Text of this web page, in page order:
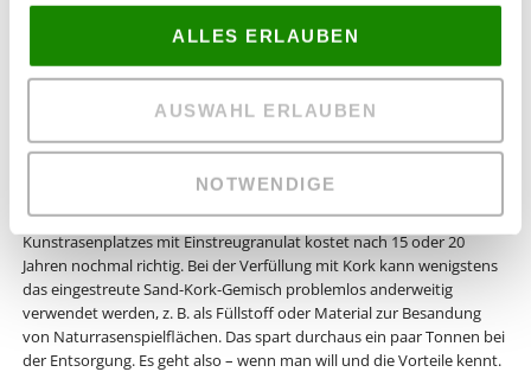
ALLES ERLAUBEN
AUSWAHL ERLAUBEN
NOTWENDIGE
nicht. Korkgranulat heizt sich unter Sonneneinstrahlung weniger
stark auf und ist weicher als Granulate aus Kunststoff. Okay, und wo
Korkgranulat müssen höchstens nach Trockenperioden, die durch
Starkregen beendet werden, nachgebürstet werden. Oder, bei
intensivem Spielbetrieb, nachgranuliert werden, weil die
Verschleißfestigkeit nicht so hoch ist, wie bei Gummi- oder
Faktoren Umwelttoxizität, Gesundheit und Nachhaltigkeit über den
gesamten Lebenszyklus hinweg berücksichtigt. Die Entsorgung eines
Kunstrasenplatzes mit Einstreugranulat kostet nach 15 oder 20
Jahren nochmal richtig. Bei der Verfüllung mit Kork kann wenigstens
das eingestreute Sand-Kork-Gemisch problemlos anderweitig
verwendet werden, z. B. als Füllstoff oder Material zur Besandung
von Naturrasenspielflächen. Das spart durchaus ein paar Tonnen bei
der Entsorgung. Es geht also – wenn man will und die Vorteile kennt.